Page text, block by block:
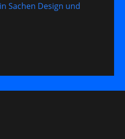
Sachen Design und